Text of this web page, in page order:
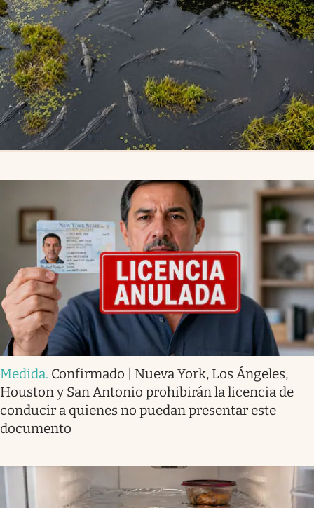
Medida. Confirmado | Nueva York, Los Ángeles,
Houston y San Antonio prohibirán la licencia de
conducir a quienes no puedan presentar este
documento